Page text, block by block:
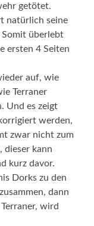
getötet.
natürlich seine
Somit überlebt
ersten 4 Seiten
auf, wie
Terraner
Und es zeigt
werden,
zwar nicht zum
dieser kann
kurz davor.
Dorks zu den
dann
wird